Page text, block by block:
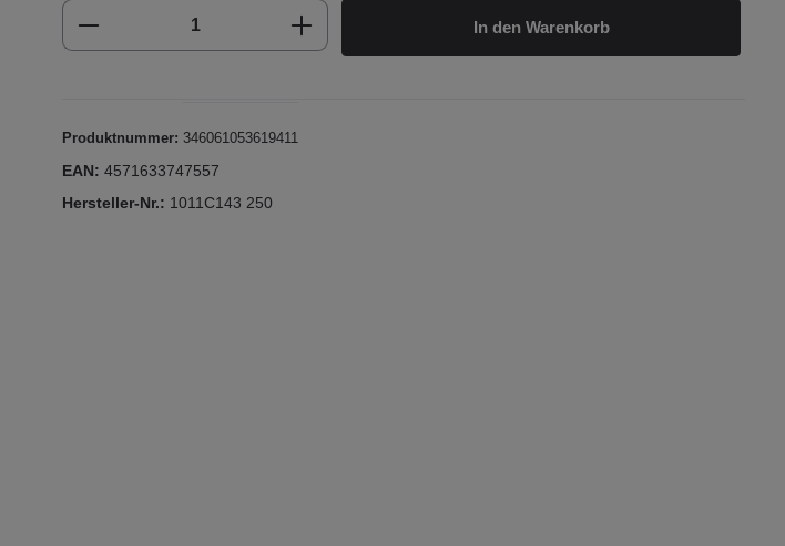
Produkt Anzahl: Gib den gewünschten Wert ein oder
In den Warenkorb
Produktnummer: 346061053619411
EAN: 4571633747557
Hersteller-Nr.: 1011C143 250